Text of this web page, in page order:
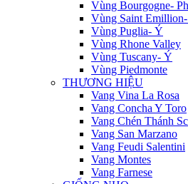
Vùng Bourgogne-
Vùng Saint Emillion-
Vùng Puglia- Ý
Vùng Rhone Valley
Vùng Tuscany- Ý
Vùng Piedmonte
THƯƠNG HIỆU
Vang Vina La Rosa
Vang Concha Y Toro
Vang Chén Thánh
Vang San Marzano
Vang Feudi Salentini
Vang Montes
Vang Farnese